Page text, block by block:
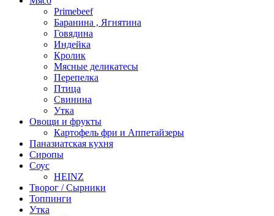
Primebeef
Баранина , Ягнятина
Говядина
Индейка
Кролик
Мясные деликатесы
Перепелка
Птица
Свинина
Утка
Овощи и фрукты
Картофель фри и Аппетайзеры
Паназиатская кухня​
Сиропы
Соус
HEINZ
Творог / Сырники
Топпинги
Утка